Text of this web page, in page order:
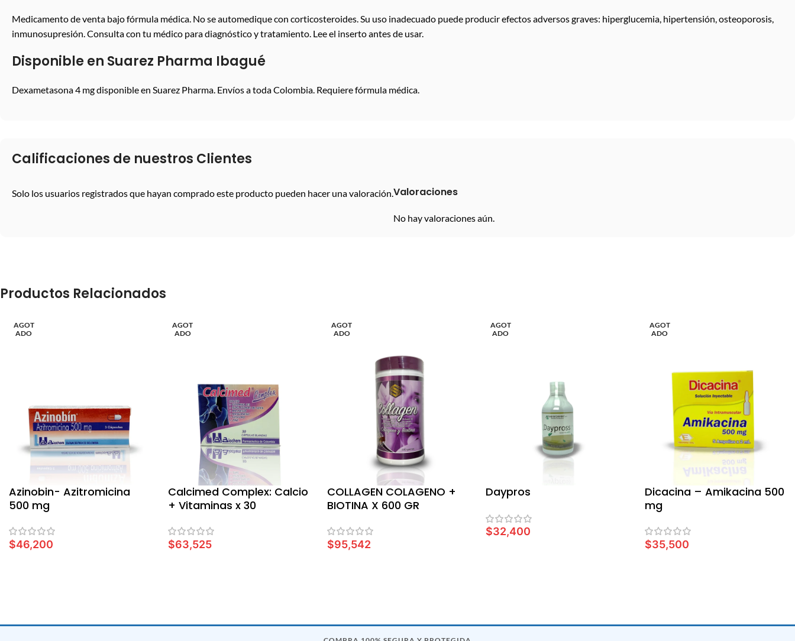
Medicamento de venta bajo fórmula médica. No se automedique con corticosteroides. Su uso inadecuado puede producir efectos adversos graves: hiperglucemia, hipertensión, osteoporosis,
inmunosupresión. Consulta con tu médico para diagnóstico y tratamiento. Lee el inserto antes de usar.
Disponible en Suarez Pharma Ibagué
Dexametasona 4 mg disponible en Suarez Pharma. Envíos a toda Colombia. Requiere fórmula médica.
Calificaciones de nuestros Clientes
Valoraciones
No hay valoraciones aún.
Solo los usuarios registrados que hayan comprado este producto pueden hacer una valoración.
Productos Relacionados
AGOT
ADO
Azinobin- Azitromicina
500 mg
$46,200
AGOT
ADO
Calcimed Complex: Calcio
+ Vitaminas x 30
$63,525
AGOT
ADO
COLLAGEN COLAGENO +
BIOTINA X 600 GR
$95,542
AGOT
ADO
Daypros
$32,400
AGOT
ADO
Dicacina – Amikacina 500
mg
$35,500